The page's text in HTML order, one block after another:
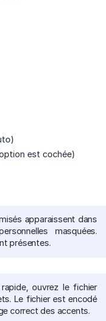
est cochée)
apparaissent dans
masquées.
présentes.
ouvrez le fichier
Le fichier est encodé
correct des accents.